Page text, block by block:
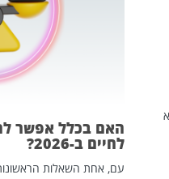
האם בכלל אפשר
לחיים ב-2026?
עם, אחת השאלות